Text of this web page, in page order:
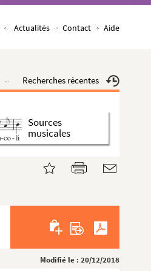
Actualités Contact Aide
Recherches récentes
Sources
musicales
Modifié le : 20/12/2018